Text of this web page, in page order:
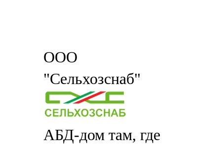
ООО
"Сельхозснаб"
АБД-дом там, где